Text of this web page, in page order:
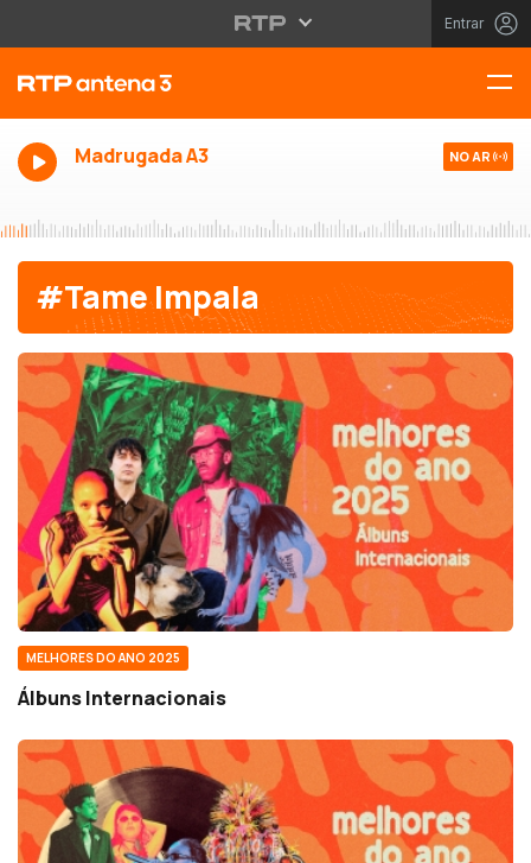
Entrar
Madrugada A3 NO AR
#Tame Impala
MELHORES DO ANO 2025
Álbuns Internacionais